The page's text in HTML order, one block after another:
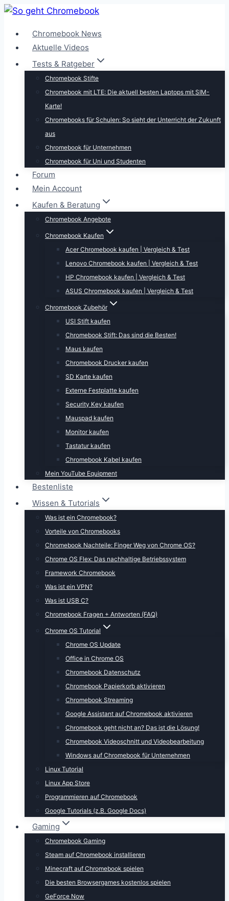
Zum
springenChromebook News
Aktuelle Videos
Tests & Ratgeber
Chromebook Stifte
Chromebook mit LTE: Die aktuell besten Laptops mit SIM-
Karte!
Chromebooks für Schulen: So sieht der Unterricht der Zukunft
aus
Chromebook für Unternehmen
Chromebook für Uni und Studenten
Forum
Mein Account
Kaufen & Beratung
Chromebook Angebote
Chromebook Kaufen
Acer Chromebook kaufen | Vergleich & Test
Lenovo Chromebook kaufen | Vergleich & Test
HP Chromebook kaufen | Vergleich & Test
ASUS Chromebook kaufen | Vergleich & Test
Chromebook Zubehör
USI Stift kaufen
Chromebook Stift: Das sind die Besten!
Maus kaufen
Chromebook Drucker kaufen
SD Karte kaufen
Externe Festplatte kaufen
Security Key kaufen
Mauspad kaufen
Monitor kaufen
Tastatur kaufen
Chromebook Kabel kaufen
Mein YouTube Equipment
Bestenliste
Wissen & Tutorials
Was ist ein Chromebook?
Vorteile von Chromebooks
Chromebook Nachteile: Finger Weg von Chrome OS?
Chrome OS Flex: Das nachhaltige Betriebssystem
Framework Chromebook
Was ist ein VPN?
Was ist USB C?
Chromebook Fragen + Antworten (FAQ)
Chrome OS Tutorial
Chrome OS Update
Office in Chrome OS
Chromebook Datenschutz
Chromebook Papierkorb aktivieren
Chromebook Streaming
Google Assistant auf Chromebook aktivieren
Chromebook geht nicht an? Das ist die Lösung!
Chromebook Videoschnitt und Videobearbeitung
Windows auf Chromebook für Unternehmen
Linux Tutorial
Linux App Store
Programmieren auf Chromebook
Google Tutorials (z.B. Google Docs)
Gaming
Chromebook Gaming
Steam auf Chromebook installieren
Minecraft auf Chromebook spielen
Die besten Browsergames kostenlos spielen
GeForce Now